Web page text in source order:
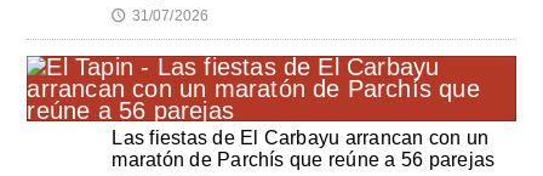
🕔 31/07/2026
Las fiestas de El Carbayu arrancan con un
maratón de Parchís que reúne a 56 parejas